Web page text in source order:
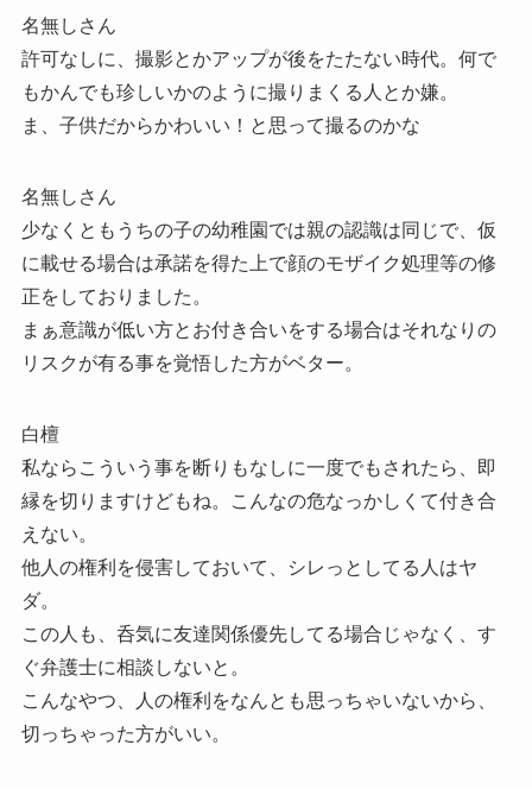
名無しさん
許可なしに、撮影とかアップが後をたたない時代。何で
もかんでも珍しいかのように撮りまくる人とか嫌。
ま、子供だからかわいい！と思って撮るのかな
名無しさん
少なくともうちの子の幼稚園では親の認識は同じで、仮
に載せる場合は承諾を得た上で顔のモザイク処理等の修
正をしておりました。
まぁ意識が低い方とお付き合いをする場合はそれなりの
リスクが有る事を覚悟した方がベター。
白檀
私ならこういう事を断りもなしに一度でもされたら、即
縁を切りますけどもね。こんなの危なっかしくて付き合
えない。
他人の権利を侵害しておいて、シレっとしてる人はヤ
ダ。
この人も、呑気に友達関係優先してる場合じゃなく、す
ぐ弁護士に相談しないと。
こんなやつ、人の権利をなんとも思っちゃいないから、
切っちゃった方がいい。